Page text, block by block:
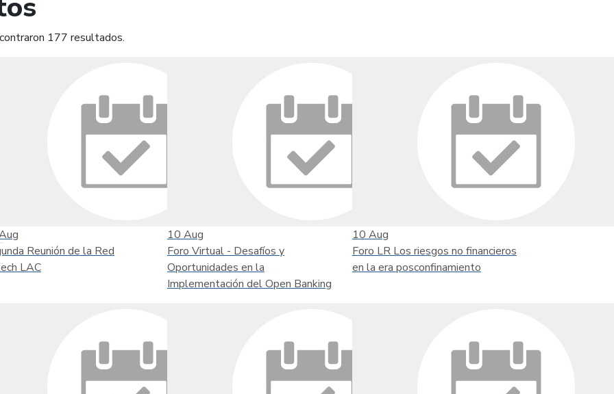
177 resultados.
Reunión de la Red
LAC
10 Aug
Foro Virtual - Desafíos y
Oportunidades en la
Implementación del Open Banking
10 Aug
Foro LR Los riesgos no financieros
en la era posconfinamiento